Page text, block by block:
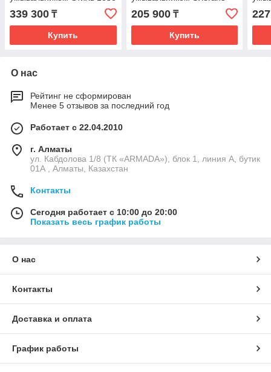
(цвет: белый глянец)
339 300 ₸
Купить
850 (цвет: белый глянец)
205 900₸
Купить
О нас
Рейтинг не сформирован
Менее 5 отзывов за последний год
Работает с 22.04.2010
г. Алматы
ул. Кабдолова 1/8 (ТК «ARMADA»), блок 1, линия А, бутик
01А , Алматы, Казахстан
Контакты
Сегодня работает с 10:00 до 20:00
Показать весь график работы
О нас
Контакты
Доставка и оплата
График работы